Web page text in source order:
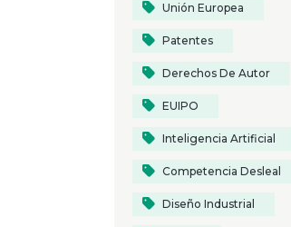
Unión Europea
Patentes
Derechos De Autor
EUIPO
Inteligencia Artificial
Competencia Desleal
Diseño Industrial